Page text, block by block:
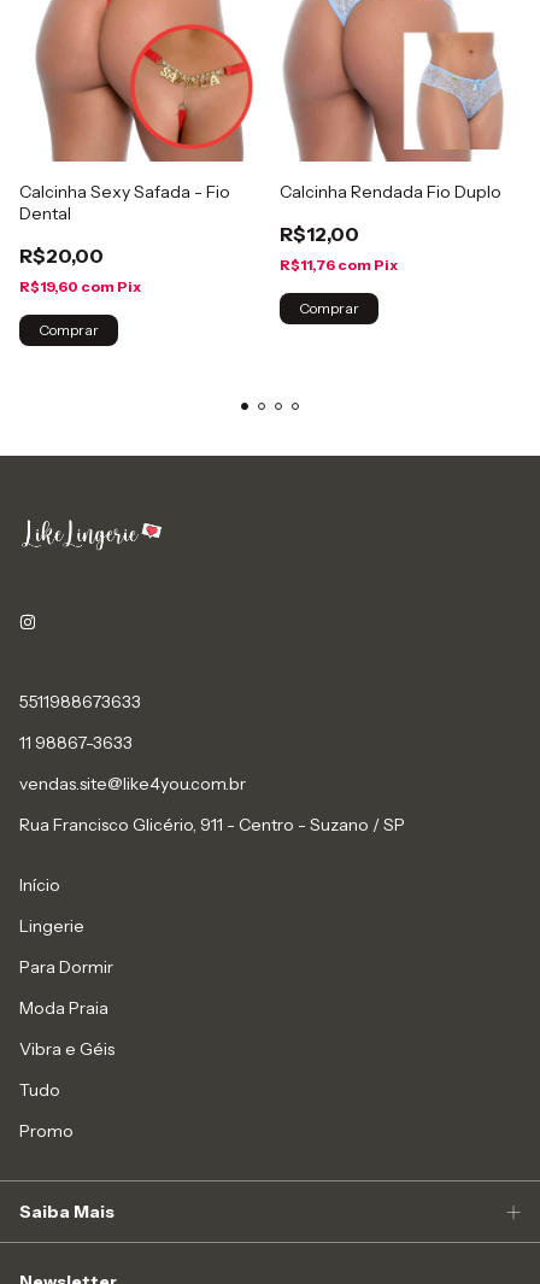
Calcinha Sexy Safada - Fio
Dental
R$20,00
R$19,60 com Pix
Comprar
Calcinha Rendada Fio Duplo
R$12,00
R$11,76 com Pix
Comprar
5511988673633
11 98867-3633
vendas.site@like4you.com.br
Rua Francisco Glicério, 911 - Centro - Suzano / SP
Início
Lingerie
Para Dormir
Moda Praia
Vibra e Géis
Tudo
Promo
Saiba Mais